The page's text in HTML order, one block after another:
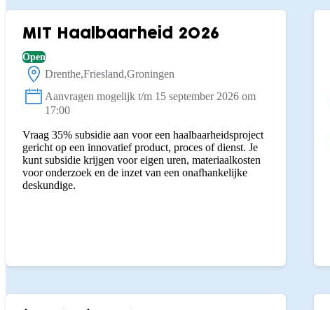
MIT Haalbaarheid 2026
Open
Locatie:
Drenthe Friesland Groningen
Status:
Aanvragen mogelijk t/m 15 september 2026 om
17:00
Vraag 35% subsidie aan voor een haalbaarheidsproject
gericht op een innovatief product, proces of dienst. Je
kunt subsidie krijgen voor eigen uren, materiaalkosten
voor onderzoek en de inzet van een onafhankelijke
deskundige.